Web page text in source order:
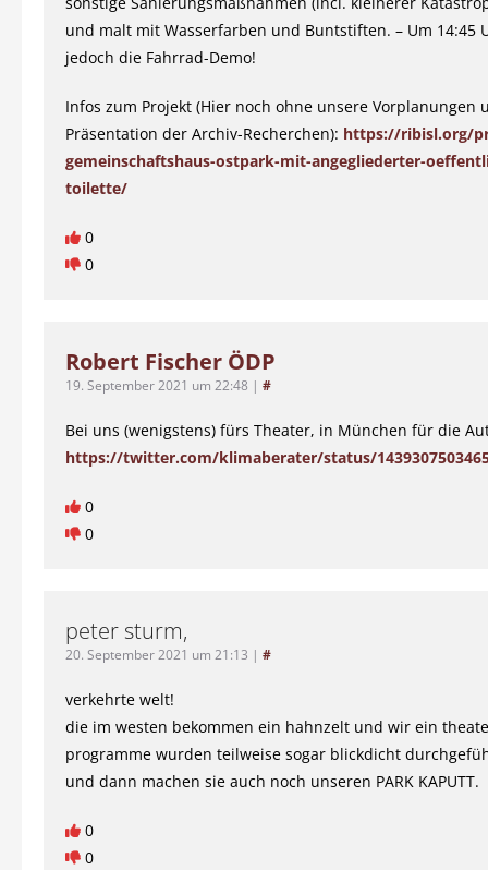
und malt mit Wasserfarben und Buntstiften. – Um 14:45
jedoch die Fahrrad-Demo!
Infos zum Projekt (Hier noch ohne unsere Vorplanungen
Präsentation der Archiv-Recherchen): https://ribisl.org/
gemeinschaftshaus-ostpark-mit-angegliederter-
toilette/
0
0
Robert Fischer ÖDP
19. September 2021 um 22:48 | #
Bei uns (wenigstens) fürs Theater, in München für die
https://twitter.com/klimaberater/status/
0
0
peter sturm,
20. September 2021 um 21:13 | #
verkehrte welt!
die im westen bekommen ein hahnzelt und wir ein
programme wurden teilweise sogar blickdicht
und dann machen sie auch noch unseren PARK KAPUTT.
0
0